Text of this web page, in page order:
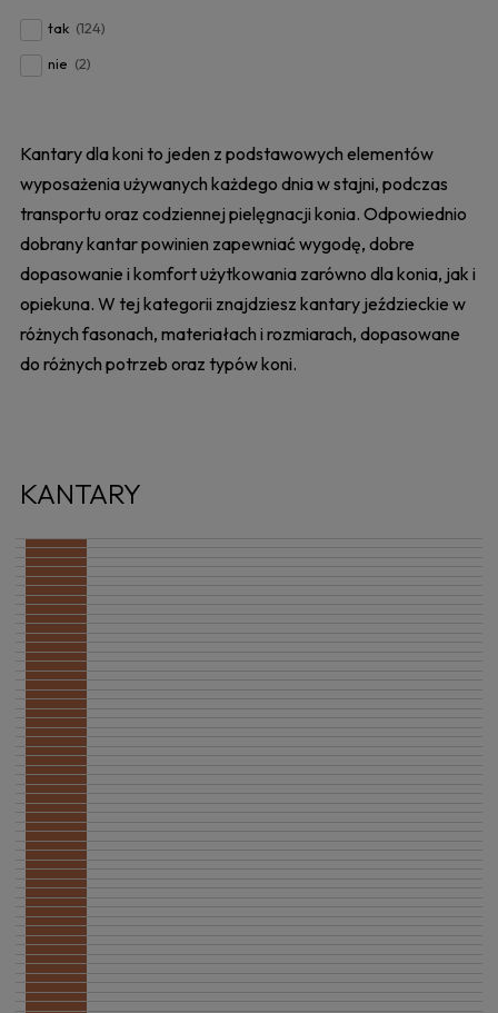
tak (124)
nie (2)
Kantary dla koni to jeden z podstawowych elementów
wyposażenia używanych każdego dnia w stajni, podczas
transportu oraz codziennej pielęgnacji konia. Odpowiednio
dobrany kantar powinien zapewniać wygodę, dobre
dopasowanie i komfort użytkowania zarówno dla konia, jak i
opiekuna. W tej kategorii znajdziesz kantary jeździeckie w
różnych fasonach, materiałach i rozmiarach, dopasowane
do różnych potrzeb oraz typów koni.
KANTARY
-10%
-10%
-10%
-10%
-10%
-10%
-10%
-10%
-10%
-10%
-10%
-10%
-10%
-10%
-10%
-10%
-10%
-10%
-10%
-10%
-10%
-10%
-33%
-10%
-10%
-10%
-10%
-10%
-10%
-10%
-10%
-10%
-10%
-10%
-10%
-10%
-10%
-10%
-10%
-10%
-10%
-10%
-10%
-10%
-10%
-10%
-10%
-10%
-10%